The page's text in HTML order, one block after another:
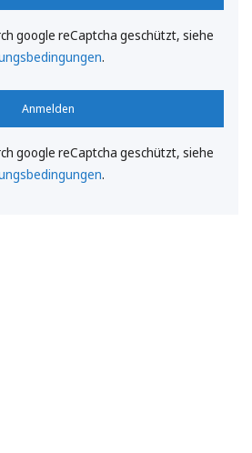
google reCaptcha geschützt, siehe
.
Anmelden
google reCaptcha geschützt, siehe
.